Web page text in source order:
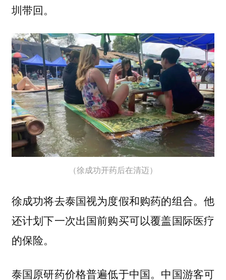
圳带回。
（徐成功开药后在清迈）
徐成功将去泰国视为度假和购药的组合。他
还计划下一次出国前购买可以覆盖国际医疗
的保险。
泰国原研药价格普遍低于中国。中国游客可